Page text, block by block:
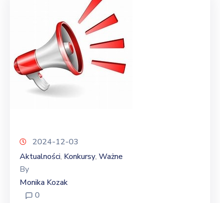
2024-12-03
Aktualności‚ Konkursy‚ Ważne
By
Monika Kozak
0